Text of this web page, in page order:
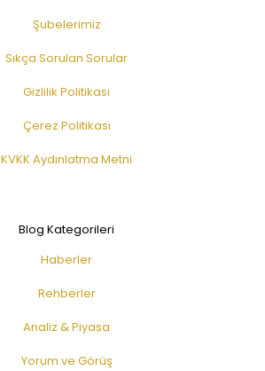
Şubelerimiz
Sıkça Sorulan Sorular
Gizlilik Politikası
Çerez Politikası
KVKK Aydınlatma Metni
Blog Kategorileri
Haberler
Rehberler
Analiz & Piyasa
Yorum ve Görüş